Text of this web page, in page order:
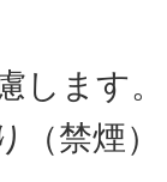
します。
（禁煙）